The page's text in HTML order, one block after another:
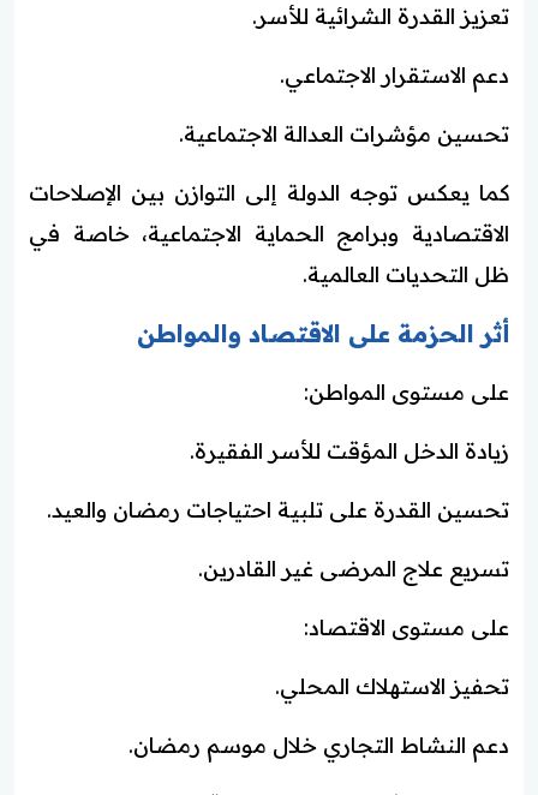
تعزيز القدرة الشرائية للأسر.
دعم الاستقرار الاجتماعي.
تحسين مؤشرات العدالة الاجتماعية.
كما يعكس توجه الدولة إلى التوازن بين الإصلاحات
الاقتصادية وبرامج الحماية الاجتماعية، خاصة في
ظل التحديات العالمية.
أثر الحزمة على الاقتصاد والمواطن
على مستوى المواطن:
زيادة الدخل المؤقت للأسر الفقيرة.
تحسين القدرة على تلبية احتياجات رمضان والعيد.
تسريع علاج المرضى غير القادرين.
على مستوى الاقتصاد:
تحفيز الاستهلاك المحلي.
دعم النشاط التجاري خلال موسم رمضان.